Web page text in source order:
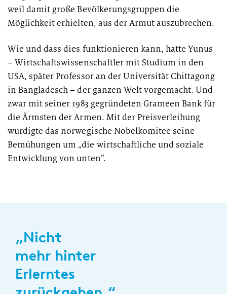
weil damit große Bevölkerungsgruppen die
Möglichkeit erhielten, aus der Armut auszubrechen.
Wie und dass dies funktionieren kann, hatte Yunus
– Wirtschaftswissenschaftler mit Studium in den
USA, später Professor an der Universität Chittagong
in Bangladesch – der ganzen Welt vorgemacht. Und
zwar mit seiner 1983 gegründeten Grameen Bank für
die Ärmsten der Armen. Mit der Preisverleihung
würdigte das norwegische Nobelkomitee seine
Bemühungen um „die wirtschaftliche und soziale
Entwicklung von unten”.
„Nicht
mehr hinter
Erlerntes